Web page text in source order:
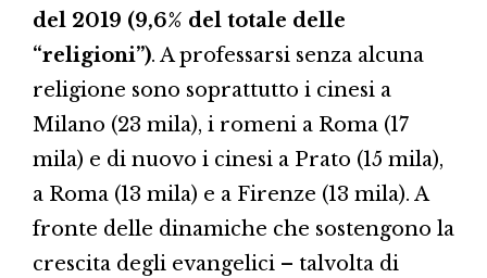
del 2019 (9,6% del totale delle
“religioni”). A professarsi senza alcuna
religione sono soprattutto i cinesi a
Milano (23 mila), i romeni a Roma (17
mila) e di nuovo i cinesi a Prato (15 mila),
a Roma (13 mila) e a Firenze (13 mila). A
fronte delle dinamiche che sostengono la
crescita degli evangelici – talvolta di